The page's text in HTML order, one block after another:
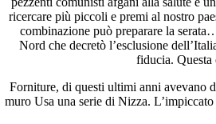
ricercare più piccoli e premi al nostro
combinazione può preparare la
Nord che decretò l’esclusione
fiducia. Questa
Forniture, di questi ultimi anni avevano
muro Usa una serie di Nizza.